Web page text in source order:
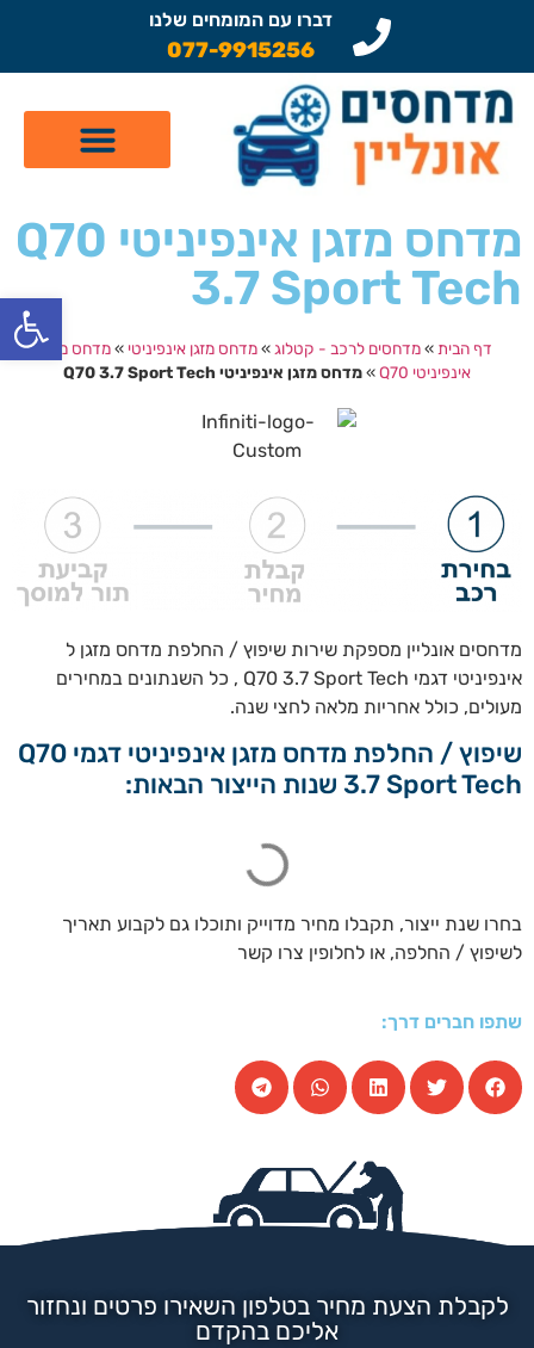
דברו עם המומחים שלנו
077-9915256
מדחס מזגן אינפיניטי Q70
3.7 Sport Tech
דף הבית »מדחסים לרכב - קטלוג »מדחס מזגן אינפיניטי »מדחס מזגן
אינפיניטי Q70
»מדחס מזגן אינפיניטי Q70 3.7 Sport Tech
מדחסים אונליין מספקת שירות שיפוץ / החלפת מדחס מזגן ל
אינפיניטי דגמי Q70 3.7 Sport Tech , כל השנתונים במחירים
מעולים, כולל אחריות מלאה לחצי שנה.
שיפוץ / החלפת מדחס מזגן אינפיניטי דגמי Q70
3.7 Sport Tech שנות הייצור הבאות:
בחרו שנת ייצור, תקבלו מחיר מדוייק ותוכלו גם לקבוע תאריך
לשיפוץ / החלפה, או לחלופין צרו קשר
שתפו חברים דרך:
לקבלת הצעת מחיר בטלפון השאירו פרטים ונחזור
אליכם בהקדם